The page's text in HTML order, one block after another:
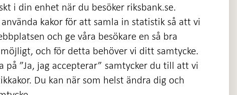
flik
i din enhet när du besöker riksbank.se.
kakor för att samla in statistik så att vi
och ge våra besökare en så bra
och för detta behöver vi ditt samtycke.
på ”Ja, jag accepterar” samtycker du till att vi
Du kan när som helst ändra dig och